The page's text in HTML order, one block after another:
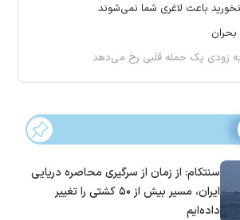
باعث لاغری شما نمی‌شوند
زودی یک حمله قلبی رخ می‌دهد
سنتکام: از زمان از سرگیری محاصره دریایی
ایران، مسیر بیش از ۵۰ کشتی را تغییر
داده‌ایم